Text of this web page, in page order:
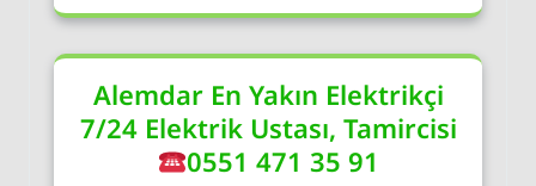
Alemdar En Yakın Elektrikçi
7/24 Elektrik Ustası, Tamircisi
0551 471 35 91